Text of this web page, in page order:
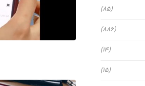
(85)
(886)
(14)
(15)